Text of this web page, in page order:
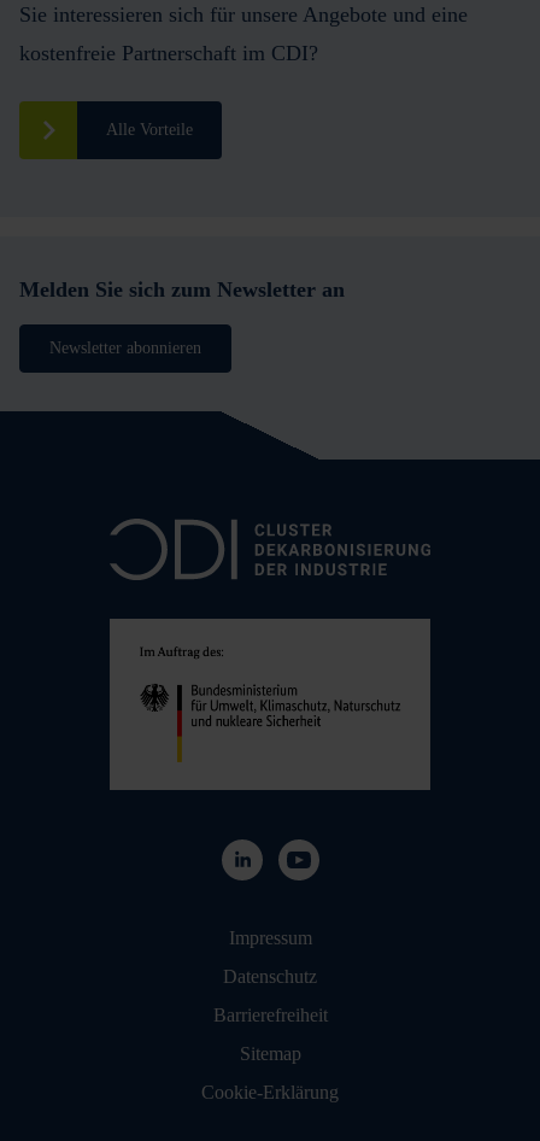
Sie interessieren sich für unsere Angebote und eine
kostenfreie Partnerschaft im CDI?
Alle Vorteile
Melden Sie sich zum Newsletter an
Newsletter abonnieren
Navigation überspringen
Impressum
Datenschutz
Barrierefreiheit
Sitemap
Cookie-Erklärung